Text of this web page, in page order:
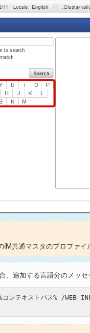
IM共通マスタのプロファ
、追加する言語分のメッ
%コンテキストパス% /